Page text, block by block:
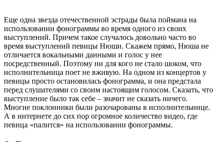
Еще одна звезда отечественной эстрады была поймана на
использовании фонограммы во время одного из своих
выступлений. Причем такое случалось довольно часто во
время выступлений певицы Нюши. Скажем прямо, Нюша не
отличается вокальными данными и голос у нее
посредственный. Поэтому ни для кого не стало шоком, что
исполнительница поет не вживую. На одном из концертов у
певицы просто остановилась фонограмма, и она предстала
перед слушателями со своим настоящим голосом. Сказать, что
выступление было так себе – значит не сказать ничего.
Многие поклонники были разочарованы в исполнительнице.
А в интернете до сих пор огромное количество видео, где
певица «палится» на использовании фонограммы.